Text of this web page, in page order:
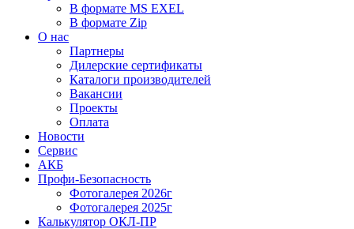
В формате MS EXEL
В формате Zip
О нас
Партнеры
Дилерские сертификаты
Каталоги производителей
Вакансии
Проекты
Оплата
Новости
Сервис
АКБ
Профи-Безопасность
Фотогалерея 2026г
Фотогалерея 2025г
Калькулятор ОКЛ-ПР